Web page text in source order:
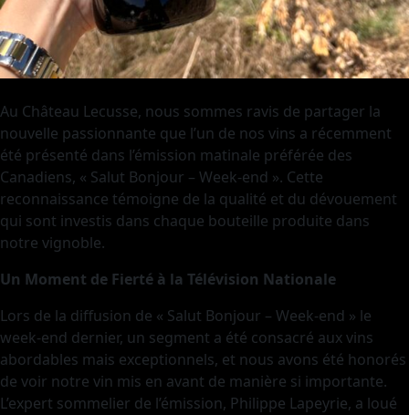
Au Château Lecusse, nous sommes ravis de partager la
nouvelle passionnante que l’un de nos vins a récemment
été présenté dans l’émission matinale préférée des
Canadiens, « Salut Bonjour – Week-end ». Cette
reconnaissance témoigne de la qualité et du dévouement
qui sont investis dans chaque bouteille produite dans
notre vignoble.
Un Moment de Fierté à la Télévision Nationale
Lors de la diffusion de « Salut Bonjour – Week-end » le
week-end dernier, un segment a été consacré aux vins
abordables mais exceptionnels, et nous avons été honorés
de voir notre vin mis en avant de manière si importante.
L’expert sommelier de l’émission, Philippe Lapeyrie, a loué